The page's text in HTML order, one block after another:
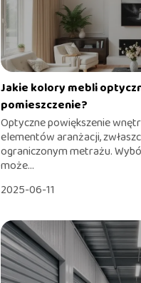
Jakie kolory mebli
pomieszczenie?
Optyczne powiększenie
elementów aranżacji,
ograniczonym metrażu.
może...
2025-06-11